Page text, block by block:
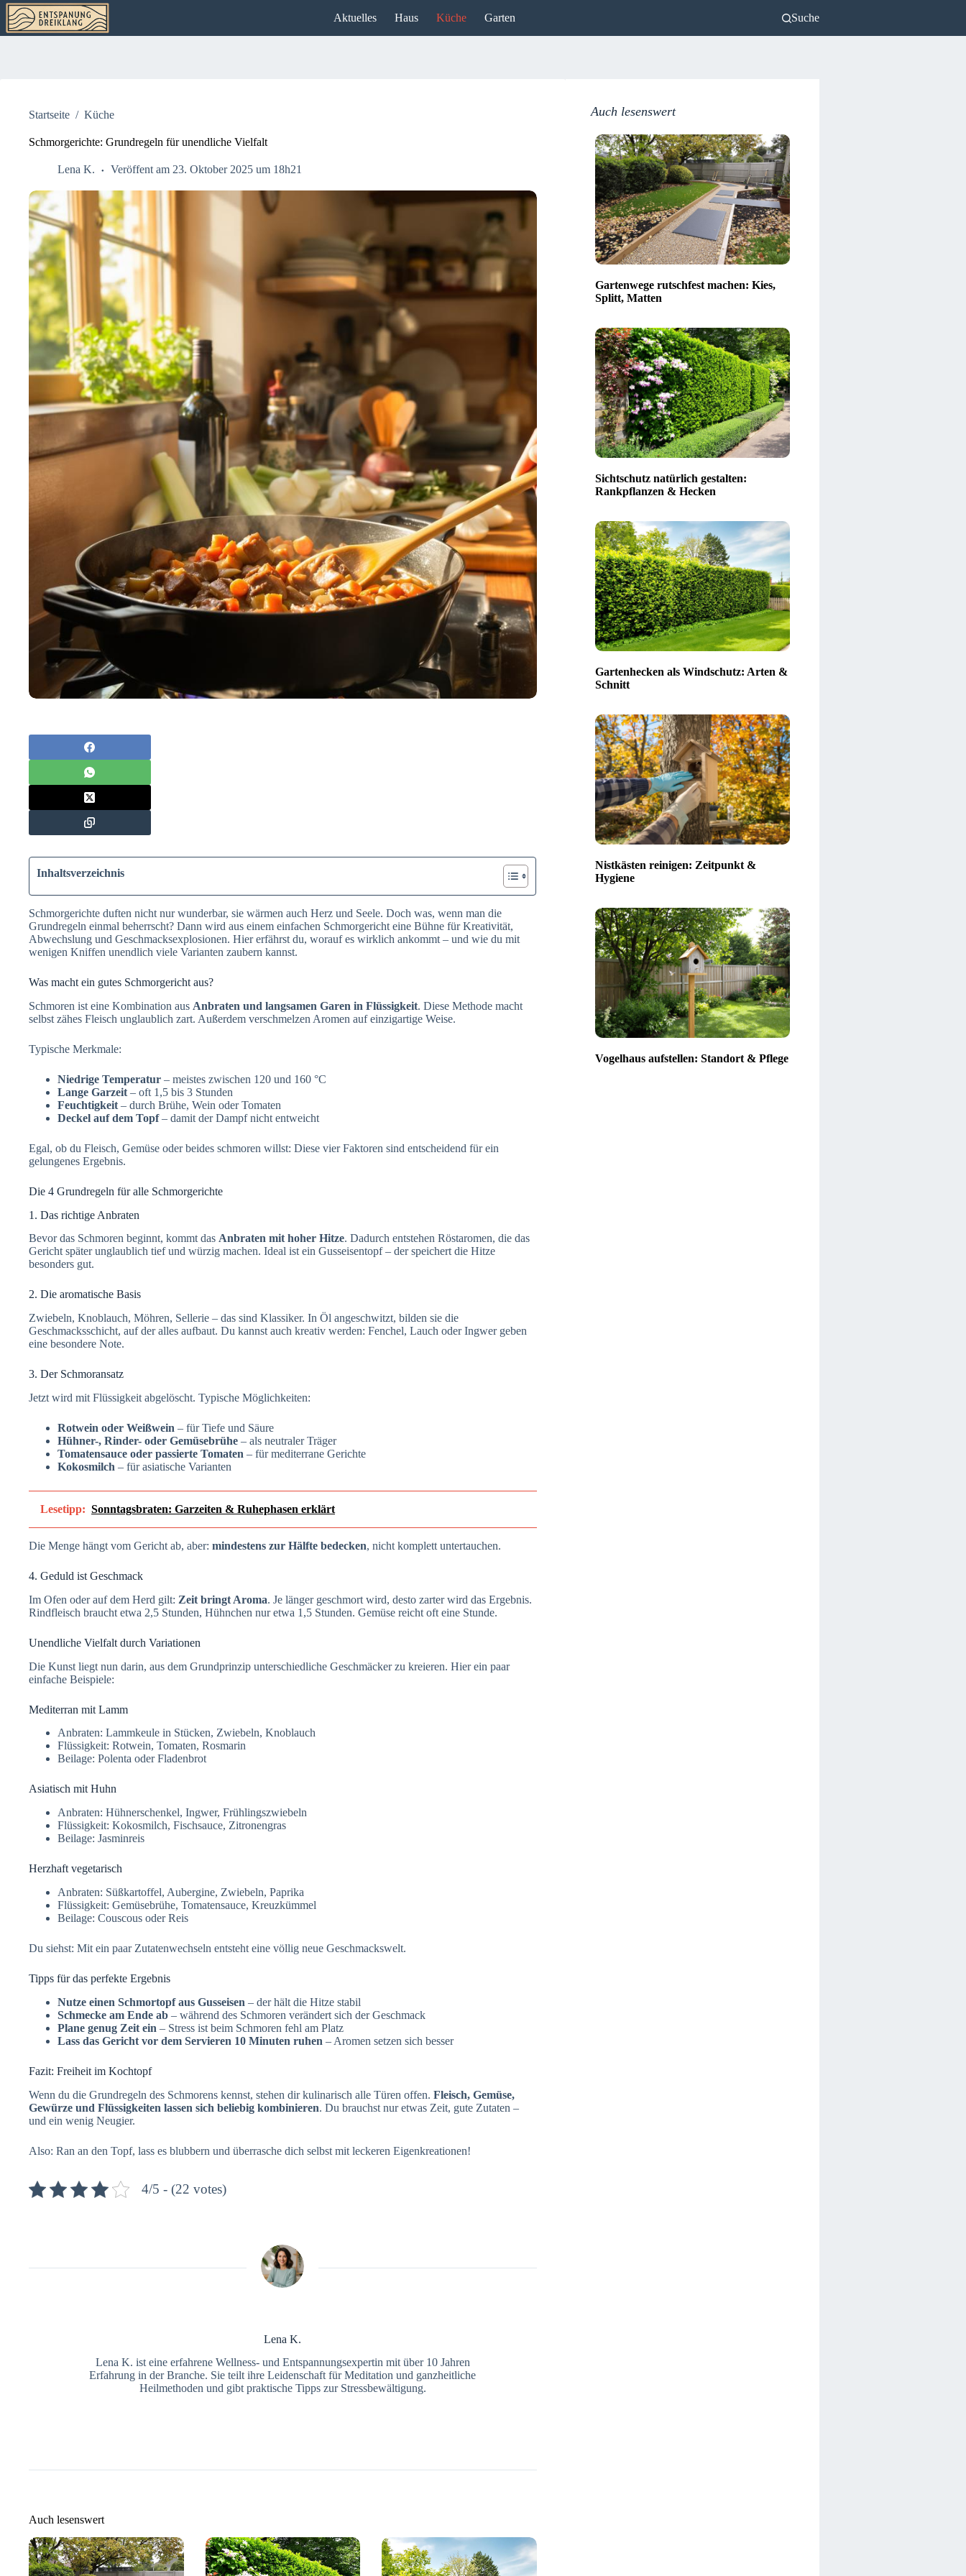
Zum
Inhalt
springen
Aktuelles Haus Küche Garten Suche
Startseite / Küche
Schmorgerichte: Grundregeln für unendliche Vielfalt
Lena K. Veröffent am 23. Oktober 2025 um 18h21
Inhaltsverzeichnis
Schmorgerichte duften nicht nur wunderbar, sie wärmen auch Herz und Seele. Doch was, wenn man die
Grundregeln einmal beherrscht? Dann wird aus einem einfachen Schmorgericht eine Bühne für Kreativität,
Abwechslung und Geschmacksexplosionen. Hier erfährst du, worauf es wirklich ankommt – und wie du mit
wenigen Kniffen unendlich viele Varianten zaubern kannst.
Was macht ein gutes Schmorgericht aus?
Schmoren ist eine Kombination aus Anbraten und langsamen Garen in Flüssigkeit. Diese Methode macht
selbst zähes Fleisch unglaublich zart. Außerdem verschmelzen Aromen auf einzigartige Weise.
Typische Merkmale:
Niedrige Temperatur – meistes zwischen 120 und 160 °C
Lange Garzeit – oft 1,5 bis 3 Stunden
Feuchtigkeit – durch Brühe, Wein oder Tomaten
Deckel auf dem Topf– damit der Dampf nicht entweicht
Egal, ob du Fleisch, Gemüse oder beides schmoren willst: Diese vier Faktoren sind entscheidend für ein
gelungenes Ergebnis.
Die 4 Grundregeln für alle Schmorgerichte
1. Das richtige Anbraten
Bevor das Schmoren beginnt, kommt das Anbraten mit hoher Hitze. Dadurch entstehen Röstaromen, die das
Gericht später unglaublich tief und würzig machen. Ideal ist ein Gusseisentopf – der speichert die Hitze
besonders gut.
2. Die aromatische Basis
Zwiebeln, Knoblauch, Möhren, Sellerie – das sind Klassiker. In Öl angeschwitzt, bilden sie die
Geschmacksschicht, auf der alles aufbaut. Du kannst auch kreativ werden: Fenchel, Lauch oder Ingwer geben
eine besondere Note.
3. Der Schmoransatz
Jetzt wird mit Flüssigkeit abgelöscht. Typische Möglichkeiten:
Rotwein oder Weißwein – für Tiefe und Säure
Hühner-, Rinder- oder Gemüsebrühe – als neutraler Träger
Tomatensauce oder passierte Tomaten – für mediterrane Gerichte
Kokosmilch – für asiatische Varianten
Lesetipp: Sonntagsbraten: Garzeiten & Ruhephasen erklärt
Die Menge hängt vom Gericht ab, aber: mindestens zur Hälfte bedecken, nicht komplett untertauchen.
4. Geduld ist Geschmack
Im Ofen oder auf dem Herd gilt: Zeit bringt Aroma. Je länger geschmort wird, desto zarter wird das Ergebnis.
Rindfleisch braucht etwa 2,5 Stunden, Hühnchen nur etwa 1,5 Stunden. Gemüse reicht oft eine Stunde.
Unendliche Vielfalt durch Variationen
Die Kunst liegt nun darin, aus dem Grundprinzip unterschiedliche Geschmäcker zu kreieren. Hier ein paar
einfache Beispiele:
Mediterran mit Lamm
Anbraten: Lammkeule in Stücken, Zwiebeln, Knoblauch
Flüssigkeit: Rotwein, Tomaten, Rosmarin
Beilage: Polenta oder Fladenbrot
Asiatisch mit Huhn
Anbraten: Hühnerschenkel, Ingwer, Frühlingszwiebeln
Flüssigkeit: Kokosmilch, Fischsauce, Zitronengras
Beilage: Jasminreis
Herzhaft vegetarisch
Anbraten: Süßkartoffel, Aubergine, Zwiebeln, Paprika
Flüssigkeit: Gemüsebrühe, Tomatensauce, Kreuzkümmel
Beilage: Couscous oder Reis
Du siehst: Mit ein paar Zutatenwechseln entsteht eine völlig neue Geschmackswelt.
Tipps für das perfekte Ergebnis
Nutze einen Schmortopf aus Gusseisen – der hält die Hitze stabil
Schmecke am Ende ab – während des Schmoren verändert sich der Geschmack
Plane genug Zeit ein – Stress ist beim Schmoren fehl am Platz
Lass das Gericht vor dem Servieren 10 Minuten ruhen – Aromen setzen sich besser
Fazit: Freiheit im Kochtopf
Wenn du die Grundregeln des Schmorens kennst, stehen dir kulinarisch alle Türen offen. Fleisch, Gemüse,
Gewürze und Flüssigkeiten lassen sich beliebig kombinieren. Du brauchst nur etwas Zeit, gute Zutaten –
und ein wenig Neugier.
Also: Ran an den Topf, lass es blubbern und überrasche dich selbst mit leckeren Eigenkreationen!
4/5 - (22 votes)
Lena K.
Lena K. ist eine erfahrene Wellness- und Entspannungsexpertin mit über 10 Jahren
Erfahrung in der Branche. Sie teilt ihre Leidenschaft für Meditation und ganzheitliche
Heilmethoden und gibt praktische Tipps zur Stressbewältigung.
Auch lesenswert
Auch lesenswert
Gartenwege rutschfest machen: Kies,
Splitt, Matten
Sichtschutz natürlich gestalten:
Rankpflanzen & Hecken
Gartenhecken als Windschutz: Arten &
Schnitt
Nistkästen reinigen: Zeitpunkt &
Hygiene
Vogelhaus aufstellen: Standort & Pflege